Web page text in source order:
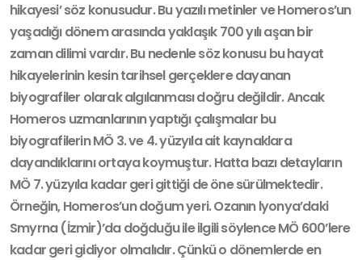
hikayesi’ söz konusudur. Bu yazılı metinler ve Homeros’un
yaşadığı dönem arasında yaklaşık 700 yılı aşan bir
zaman dilimi vardır. Bu nedenle söz konusu bu hayat
hikayelerinin kesin tarihsel gerçeklere dayanan
biyografiler olarak al­gılanması doğru değildir. Ancak
Homeros uzmanlarının yaptığı çalışmalar bu
biyografilerin MÖ 3. ve 4. yüzyıla ait kaynaklara
dayandıklarını ortaya koymuş­tur. Hatta bazı detayların
MÖ 7. yüzyıla kadar geri gittiği de öne sürülmektedir.
Örneğin, Homeros’un doğum yeri. Ozanın lyonya’daki
Smyrna (İzmir)’da doğ­duğu ile ilgili söylence MÖ 600’lere
kadar geri gidiyor olmalıdır. Çünkü o dö­nemlerde en